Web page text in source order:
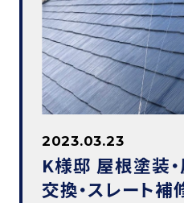
2023.03.23
K様邸 屋根塗装
交換・スレート補